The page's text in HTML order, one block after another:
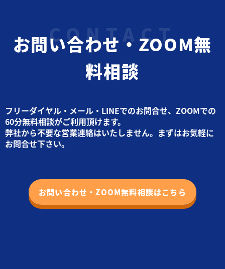
お問い合わせ・ZOOM無
料相談
フリーダイヤル・メール・LINEでのお問合せ、ZOOMでの
60分無料相談がご利用頂けます。
弊社から不要な営業連絡はいたしません。まずはお気軽に
お問合せ下さい。
お問い合わせ・ZOOM無料相談はこちら